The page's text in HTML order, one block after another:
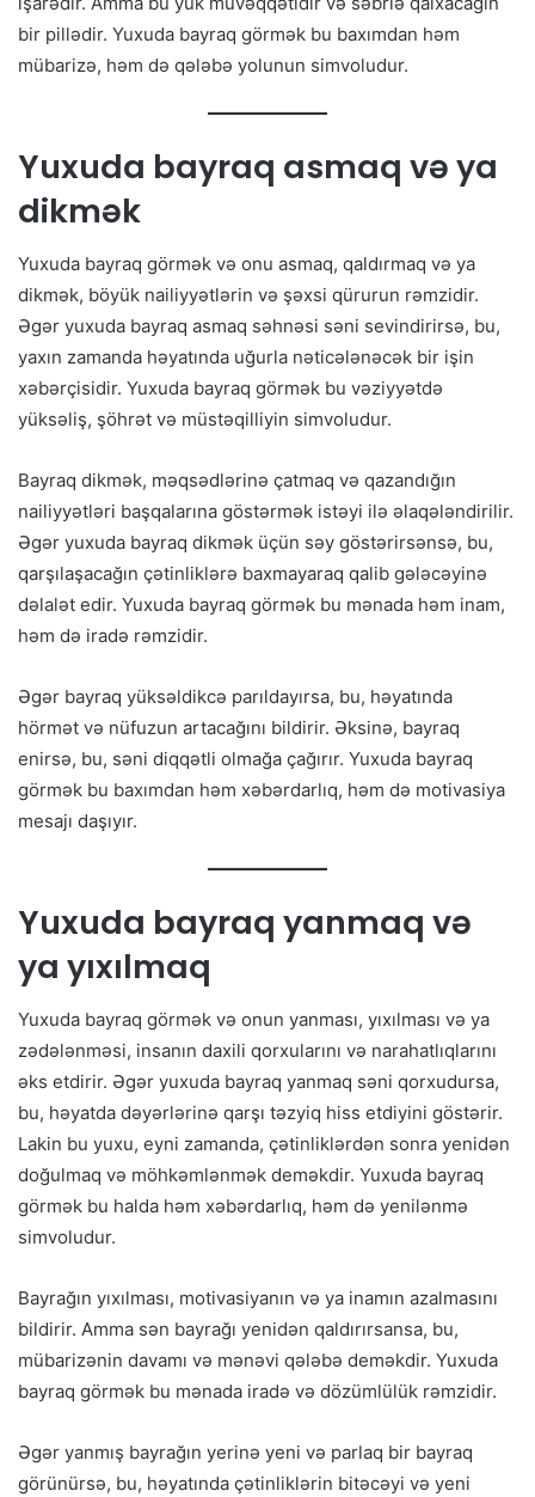
bir pillədir. Yuxuda bayraq görmək bu baxımdan həm
mübarizə, həm də qələbə yolunun simvoludur.
Yuxuda bayraq asmaq və ya
dikmək
Yuxuda bayraq görmək və onu asmaq, qaldırmaq və ya
dikmək, böyük nailiyyətlərin və şəxsi qürurun rəmzidir.
Əgər yuxuda bayraq asmaq səhnəsi səni sevindirirsə, bu,
yaxın zamanda həyatında uğurla nəticələnəcək bir işin
xəbərçisidir. Yuxuda bayraq görmək bu vəziyyətdə
yüksəliş, şöhrət və müstəqilliyin simvoludur.
Bayraq dikmək, məqsədlərinə çatmaq və qazandığın
nailiyyətləri başqalarına göstərmək istəyi ilə əlaqələndirilir.
Əgər yuxuda bayraq dikmək üçün səy göstərirsənsə, bu,
qarşılaşacağın çətinliklərə baxmayaraq qalib gələcəyinə
dəlalət edir. Yuxuda bayraq görmək bu mənada həm inam,
həm də iradə rəmzidir.
Əgər bayraq yüksəldikcə parıldayırsa, bu, həyatında
hörmət və nüfuzun artacağını bildirir. Əksinə, bayraq
enirsə, bu, səni diqqətli olmağa çağırır. Yuxuda bayraq
görmək bu baxımdan həm xəbərdarlıq, həm də motivasiya
mesajı daşıyır.
Yuxuda bayraq yanmaq və
ya yıxılmaq
Yuxuda bayraq görmək və onun yanması, yıxılması və ya
zədələnməsi, insanın daxili qorxularını və narahatlıqlarını
əks etdirir. Əgər yuxuda bayraq yanmaq səni qorxudursa,
bu, həyatda dəyərlərinə qarşı təzyiq hiss etdiyini göstərir.
Lakin bu yuxu, eyni zamanda, çətinliklərdən sonra yenidən
doğulmaq və möhkəmlənmək deməkdir. Yuxuda bayraq
görmək bu halda həm xəbərdarlıq, həm də yenilənmə
simvoludur.
Bayrağın yıxılması, motivasiyanın və ya inamın azalmasını
bildirir. Amma sən bayrağı yenidən qaldırırsansa, bu,
mübarizənin davamı və mənəvi qələbə deməkdir. Yuxuda
bayraq görmək bu mənada iradə və dözümlülük rəmzidir.
Əgər yanmış bayrağın yerinə yeni və parlaq bir bayraq
görünürsə, bu, həyatında çətinliklərin bitəcəyi və yeni